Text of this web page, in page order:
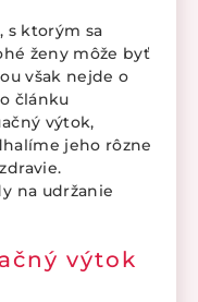
s ktorým sa
ženy môže byť
však nejde o
článku
výtok,
jeho rôzne
na udržanie
výtok